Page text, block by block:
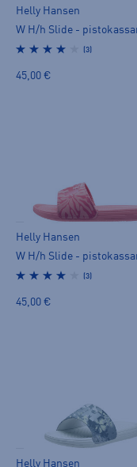
Helly Hansen
(3)
45,00 €
Helly Hansen
(3)
45,00 €
Helly Hansen